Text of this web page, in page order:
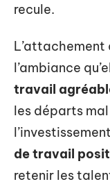
recule.
L’attachement
l’ambiance
travail
les départs
de travail
retenir les